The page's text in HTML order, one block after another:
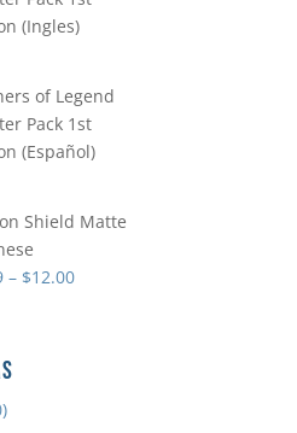
(Ingles)
of Legend
Pack 1st
(Español)
Shield Matte
– $12.00